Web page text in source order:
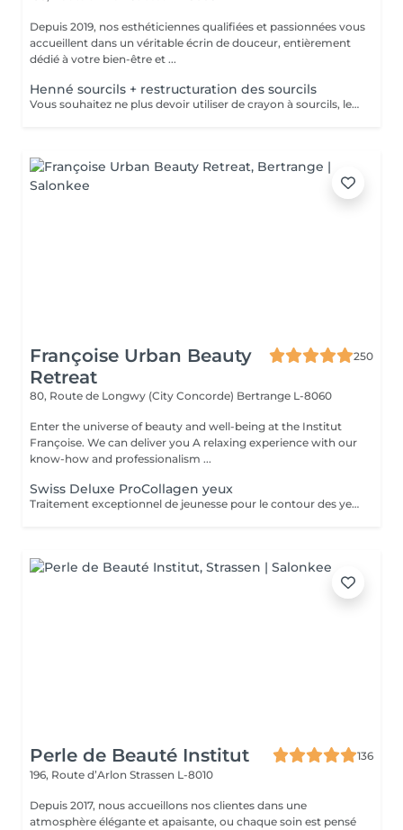
Depuis 2019, nos esthéticiennes qualifiées et passionnées vous
accueillent dans un véritable écrin de douceur, entièrement
dédié à votre bien-être et ...
Henné sourcils + restructuration des sourcils
Vous souhaitez ne plus devoir utiliser de crayon à sourcils, le henné est ce qu'il vous faut. Il s'agit d'une teinture végétale qui va colorer la peau pendant 2 semaines et teinter les sourcils pendant au moins 6 semaines. Vous obtiendrez ainsi des sourcils parfaitement redessinés de façon plus durable. Le henné peut également être la solution pour raviver un microblading entre deux retouches, ceci vous permettra de tenir un peu plus longtemps avant de refaire le microblading. Restructuration complète des sourcils compris dans la prestation.
Françoise Urban Beauty
Retreat
250
80, Route de Longwy (City Concorde) Bertrange L-8060
Enter the universe of beauty and well-being at the Institut
Françoise. We can deliver you A relaxing experience with our
know-how and professionalism ...
Swiss Deluxe ProCollagen yeux
Traitement exceptionnel de jeunesse pour le contour des yeux, repulpant intense ,anti poches anti rides , effet immédiat
Perle de Beauté Institut
136
196, Route d’Arlon Strassen L-8010
Depuis 2017, nous accueillons nos clientes dans une
atmosphère élégante et apaisante, ou chaque soin est pensé